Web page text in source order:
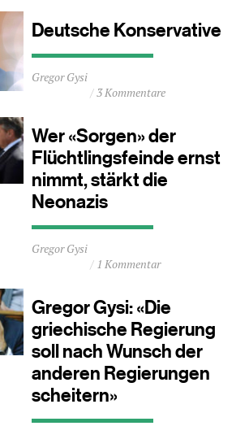
Minuten
Deutsche Konservative
Durchschnittliche
Lesezeit
Minuten
Gregor Gysi
3 Kommentare
Wer «Sorgen» der
Flüchtlingsfeinde ernst
nimmt, stärkt die
Neonazis
Durchschnittliche
Lesezeit
Minuten
Gregor Gysi
1 Kommentar
Gregor Gysi: «Die
griechische Regierung
soll nach Wunsch der
anderen Regierungen
scheitern»